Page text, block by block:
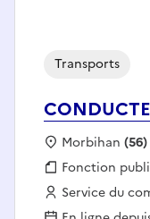
Transports
Localisation :
Morbihan (56)
Fonction
Fonction
Employeur :
Service du